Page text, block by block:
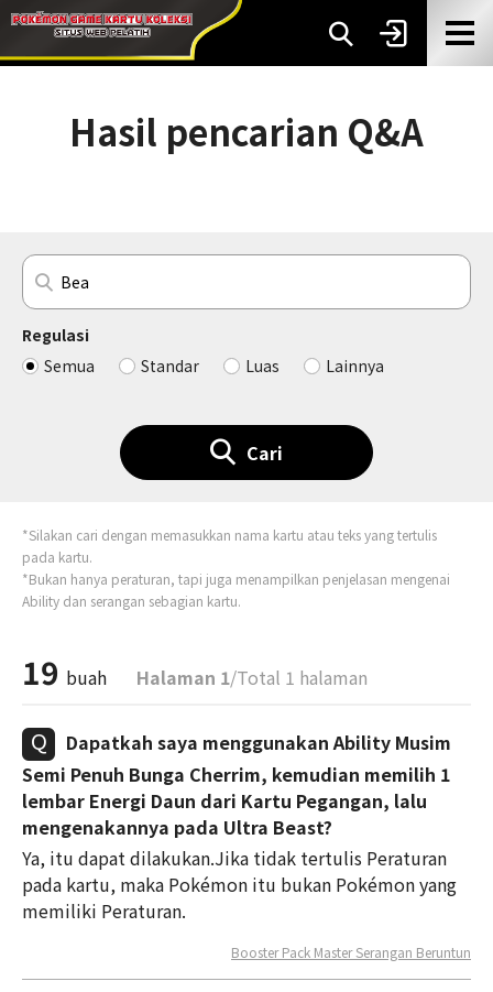
Hasil pencarian Q&A
Regulasi
Semua
Standar Luas Lainnya
Cari
*Silakan cari dengan memasukkan nama kartu atau teks yang tertulis
pada kartu.
*Bukan hanya peraturan, tapi juga menampilkan penjelasan mengenai
Ability dan serangan sebagian kartu.
19 buah Halaman 1/Total 1 halaman
Dapatkah saya menggunakan Ability Musim
Semi Penuh Bunga Cherrim, kemudian memilih 1
lembar Energi Daun dari Kartu Pegangan, lalu
mengenakannya pada Ultra Beast?
Ya, itu dapat dilakukan.Jika tidak tertulis Peraturan
pada kartu, maka Pokémon itu bukan Pokémon yang
memiliki Peraturan.
Booster Pack Master Serangan Beruntun